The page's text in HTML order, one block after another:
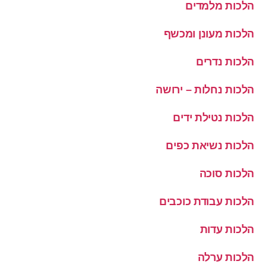
הלכות מלמדים
הלכות מעונן ומכשף
הלכות נדרים
הלכות נחלות – ירושה
הלכות נטילת ידים
הלכות נשיאת כפים
הלכות סוכה
הלכות עבודת כוכבים
הלכות עדות
הלכות ערלה